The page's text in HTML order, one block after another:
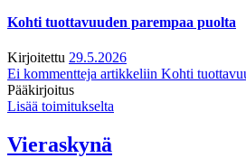
Kohti tuottavuuden parempaa puolta
Kirjoitettu 29.5.2026
Ei kommentteja artikkeliin Kohti
Pääkirjoitus
Lisää toimitukselta
Vieraskynä